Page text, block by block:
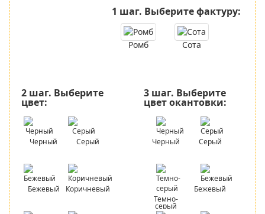
1 шаг. Выберите фактуру:
Ромб Сота
2 шаг. Выберите
цвет:
Черный Серый
Бежевый Коричневый
3 шаг. Выберите
цвет окантовки:
Черный Серый
Темно-
серый
Бежевый